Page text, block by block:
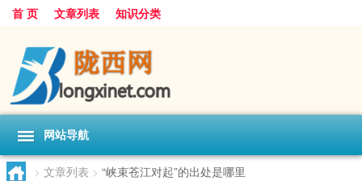
首 页 文章列表 知识分类
网站导航
> 文章列表 > “峡束苍江对起”的出处是哪里